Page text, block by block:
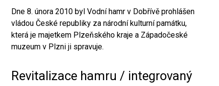
Dne 8. února 2010 byl Vodní hamr v Dobřívě prohlášen
vládou České republiky za národní kulturní památku,
která je majetkem Plzeňského kraje a Západočeské
muzeum v Plzni ji spravuje.
Revitalizace hamru / integrovaný